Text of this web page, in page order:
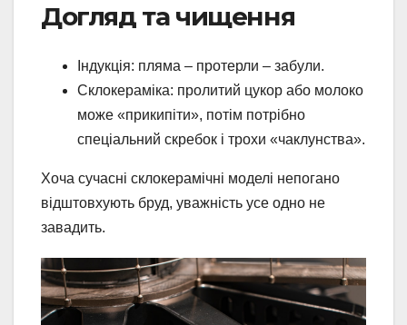
Догляд та чищення
Індукція: пляма – протерли – забули.
Склокераміка: пролитий цукор або молоко
може «прикипіти», потім потрібно
спеціальний скребок і трохи «чаклунства».
Хоча сучасні склокерамічні моделі непогано
відштовхують бруд, уважність усе одно не
завадить.